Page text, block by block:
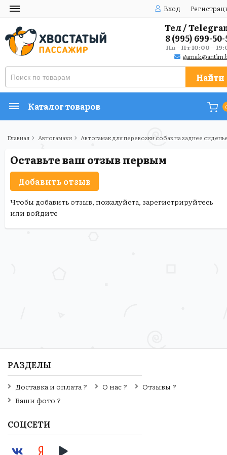
Вход
Тел /
8 (995) 699-50-
Пн—Пт
Найти
Каталог товаров
Главная Автогамаки Автогамак для перевозки собак на заднее
Оставьте ваш отзыв первым
Добавить отзыв
Чтобы добавить отзыв, пожалуйста, зарегистрируйтесь
или войдите
РАЗДЕЛЫ
Доставка и оплата ? О нас ?
Отзывы ?
Ваши фото ?
СОЦСЕТИ